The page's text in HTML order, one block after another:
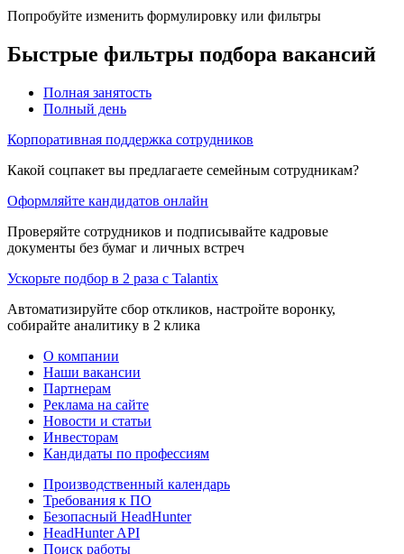
Попробуйте изменить формулировку или фильтры
Быстрые фильтры подбора вакансий
Полная занятость
Полный день
Корпоративная поддержка сотрудников
Какой соцпакет вы предлагаете семейным сотрудникам?
Оформляйте кандидатов онлайн
Проверяйте сотрудников и подписывайте кадровые
документы без бумаг и личных встреч
Ускорьте подбор в 2 раза с Talantix
Автоматизируйте сбор откликов, настройте воронку,
собирайте аналитику в 2 клика
О компании
Наши вакансии
Партнерам
Реклама на сайте
Новости и статьи
Инвесторам
Кандидаты по профессиям
Производственный календарь
Требования к ПО
Безопасный HeadHunter
HeadHunter API
Поиск работы